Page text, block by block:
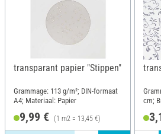
transparant papier "Stippen"
Grammage: 113 g/m²; DIN-formaat
A4; Materiaal: Papier
9,99 € (1 m2 = 13,45 €)
cm;